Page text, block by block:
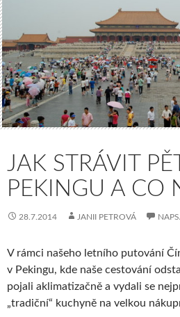
JAK STRÁVIT
PEKINGU A CO
28.7.2014 JANII PETROVÁ
V rámci našeho letního putování
v Pekingu, kde naše cestování
pojali aklimatizačně a vydali se
„tradiční“ kuchyně na velkou